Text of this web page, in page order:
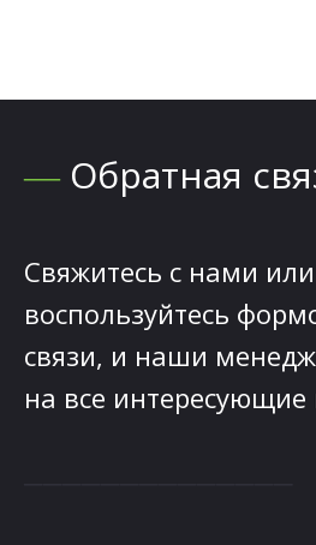
―Обратная
Свяжитесь с нами или
воспользуйтесь
связи, и наши
на все интересующие